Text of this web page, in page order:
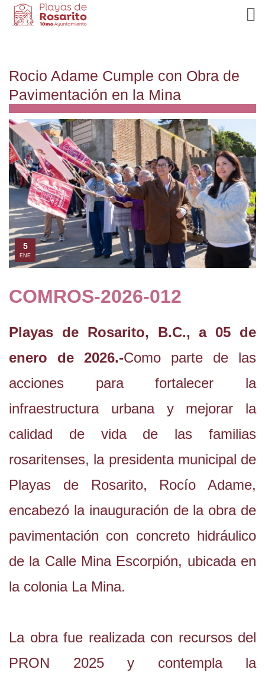
Rocio Adame Cumple con Obra de
Pavimentación en la Mina
5
ENE
COMROS-2026-012
Playas de Rosarito, B.C., a 05 de
enero de 2026.-Como parte de las
acciones para fortalecer la
infraestructura urbana y mejorar la
calidad de vida de las familias
rosaritenses, la presidenta municipal de
Playas de Rosarito, Rocío Adame,
encabezó la inauguración de la obra de
pavimentación con concreto hidráulico
de la Calle Mina Escorpión, ubicada en
la colonia La Mina.
La obra fue realizada con recursos del
PRON 2025 y contempla la